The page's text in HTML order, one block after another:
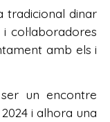
tradicional dinar
col·laboradores
amb els i
un encontre
i alhora una